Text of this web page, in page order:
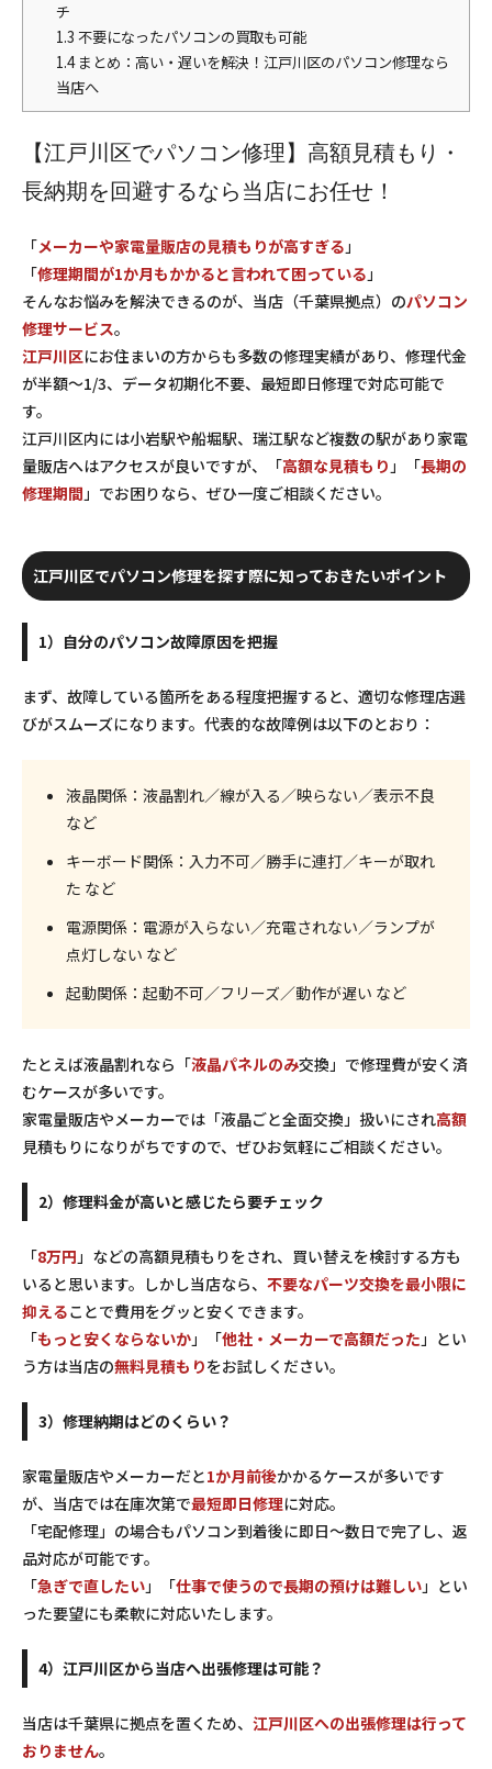
チ
1.3 不要になったパソコンの買取も可能
1.4まとめ：高い・遅いを解決！江戸川区のパソコン修理なら
当店へ
【江戸川区でパソコン修理】高額見積もり・
長納期を回避するなら当店にお任せ！
「メーカーや家電量販店の見積もりが高すぎる 」
「修理期間が1か月もかかると言われて困っている 」
そんなお悩みを解決できるのが、当店（千葉県拠点）のパソコン
修理サービス。
江戸川区にお住まいの方からも多数の修理実績があり、 修理代金
が半額～1/3、データ初期化不要、最短即日修理で対応可能で
す。
江戸川区内には小岩駅や船堀駅、瑞江駅など複数の駅があり家電
量販店へはアクセスが良いですが、「高額な見積もり 」「長期の
修理期間 」でお困りなら、ぜひ一度ご相談ください。
江戸川区でパソコン修理を探す際に知っておきたいポイント
1）自分のパソコン故障原因を把握
まず、故障している箇所をある程度把握すると、適切な修理店選
びがスムーズになります。代表的な故障例は以下のとおり：
液晶関係： 液晶割れ／線が入る／映らない／表示不良
など
キーボード関係： 入力不可／勝手に連打／キーが取れ
た など
電源関係： 電源が入らない／充電されない／ランプが
点灯しない など
起動関係： 起動不可／フリーズ／動作が遅い など
たとえば液晶割れなら「液晶パネルのみ交換」で修理費が安く済
むケースが多いです。
家電量販店やメーカーでは「液晶ごと全面交換」扱いにされ高額
見積もりになりがちですので、ぜひお気軽にご相談ください。
2）修理料金が高いと感じたら要チェック
「8万円 」などの高額見積もりをされ、買い替えを検討する方も
いると思います。しかし当店なら、 不要なパーツ交換を最小限に
抑えることで費用をグッと安くできます。
「もっと安くならないか」「他社・メーカーで高額だった 」とい
う方は当店の無料見積もりをお試しください。
3）修理納期はどのくらい？
家電量販店やメーカーだと1か月前後かかるケースが多いです
が、当店では在庫次第で最短即日修理に対応。
「宅配修理」の場合もパソコン到着後に即日～数日で完了し、返
品対応が可能です。
「急ぎで直したい」「仕事で使うので長期の預けは難しい」とい
った要望にも柔軟に対応いたします。
4）江戸川区から当店へ出張修理は可能？
当店は千葉県に拠点を置くため、 江戸川区への出張修理は行って
おりません。